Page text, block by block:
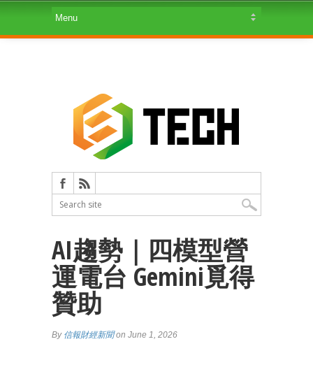
AI趨勢｜四模型營
運電台 Gemini覓得
贊助
By 信報財經新聞on June 1, 2026